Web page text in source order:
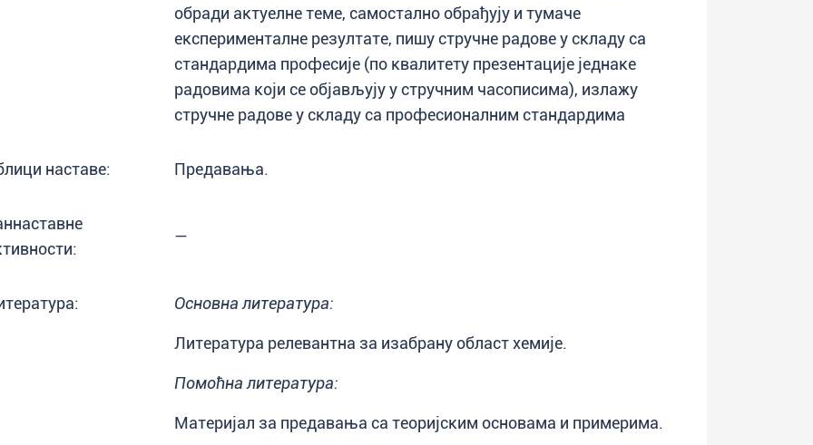
обради актуелне теме, самостално обрађују и тумаче
експерименталне резултате, пишу стручне радове у складу са
стандардима професије (по квалитету презентације једнаке
радовима који се објављују у стручним часописима), излажу
стручне радове у складу са професионалним стандардима
наставе: Предавања.
—
Основна литература:
Литература релевантна за изабрану област хемије.
Помоћна литература:
Материјал за предавања са теоријским основама и примерима.